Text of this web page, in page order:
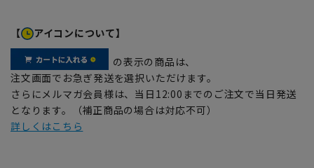
【 アイコンについて】
の表示の商品は、
注文画面でお急ぎ発送を選択いただけます。
さらにメルマガ会員様は、当日12:00までのご注文で当日発送
となります。（補正商品の場合は対応不可）
詳しくはこちら